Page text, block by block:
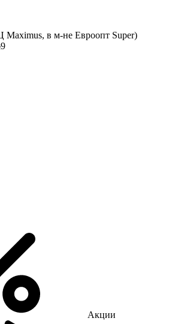
Maximus, в м-не Евроопт Super)
Акции